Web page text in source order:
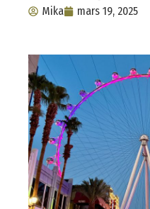
Mika mars 19, 2025